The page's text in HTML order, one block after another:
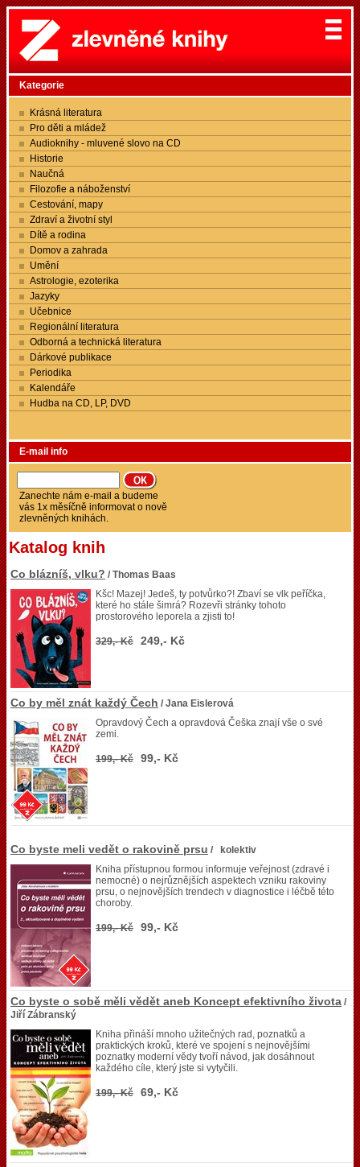
Kategorie
Krásná literatura
Pro děti a mládež
Audioknihy - mluvené slovo na CD
Historie
Naučná
Filozofie a náboženství
Cestování, mapy
Zdraví a životní styl
Dítě a rodina
Domov a zahrada
Umění
Astrologie, ezoterika
Jazyky
Učebnice
Regionální literatura
Odborná a technická literatura
Dárkové publikace
Periodika
Kalendáře
Hudba na CD, LP, DVD
E-mail info
Zanechte nám e-mail a budeme
vás 1x měsíčně informovat o nově
zlevněných knihách.
Katalog knih
Co blázníš, vlku? / Thomas Baas
Kšc! Mazej! Jedeš, ty potvůrko?! Zbaví se vlk peříčka,
které ho stále šimrá? Rozevři stránky tohoto
prostorového leporela a zjisti to!
329,- Kč 249,- Kč
Co by měl znát každý Čech / Jana Eislerová
Opravdový Čech a opravdová Češka znají vše o své
zemi.
199,- Kč 99,- Kč
Co byste meli vedět o rakovině prsu / kolektiv
Kniha přístupnou formou informuje veřejnost (zdravé i
nemocné) o nejrůznějších aspektech vzniku rakoviny
prsu, o nejnovějších trendech v diagnostice i léčbě této
choroby.
199,- Kč 99,- Kč
Co byste o sobě měli vědět aneb Koncept efektivního života /
Jiří Zábranský
Kniha přináší mnoho užitečných rad, poznatků a
praktických kroků, které ve spojení s nejnovějšími
poznatky moderní vědy tvoří návod, jak dosáhnout
každého cíle, který jste si vytyčili.
199,- Kč 69,- Kč